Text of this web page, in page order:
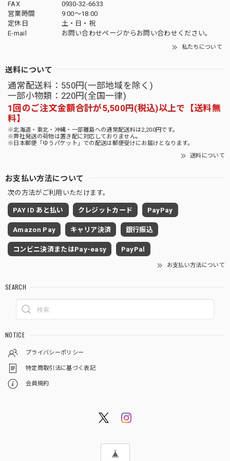
FAX
0930-32-6633
営業時間
9:00〜18:00
定休日
土・日・祝
E-mail
お問い合わせページからお問い合わせください。
私たちについて
送料について
通常配送料：550円(一部地域を除く)
一部小物類：220円(全国一律)
1回のご注文金額合計が5,500円(税込)以上で【送料無
料】
※北海道・東北・沖縄・一部離島への通常配送料は2,200円です。
※弊社発送の荷物は置き配に対応しておりません。
※日本郵便「ゆうパケット」での配送は郵便受けにお届けとなります。
送料について
お支払い方法について
次の方法がご利用いただけます。
PAY ID あと払い クレジットカード PayPay
Amazon Pay キャリア決済 銀行振込
コンビニ決済またはPay-easy PayPal
お支払い方法について
SEARCH
NOTICE
プライバシーポリシー
特定商取引法に基づく表記
会員規約